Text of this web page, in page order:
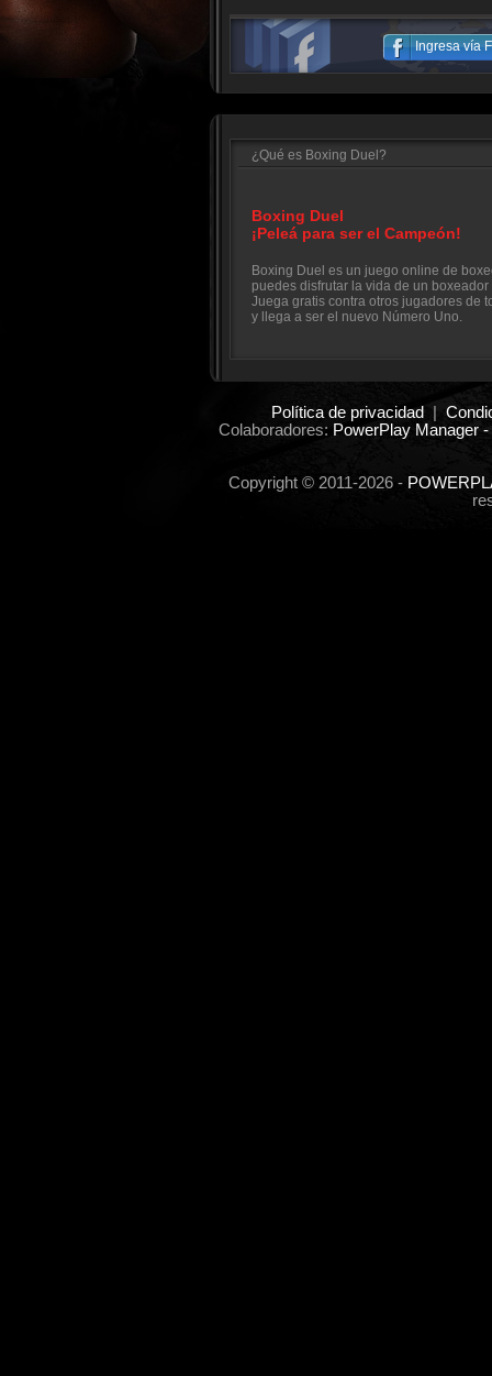
Ingresa vía
¿Qué es Boxing Duel?
Boxing Duel
¡Peleá para ser el Campeón!
Boxing Duel es un juego online de
puedes disfrutar la vida de un
Juega gratis contra otros jugadores de
y llega a ser el nuevo Número Uno.
Política de privacidad
Colaboradores: PowerPlay Manager
Copyright © 2011-2026 -